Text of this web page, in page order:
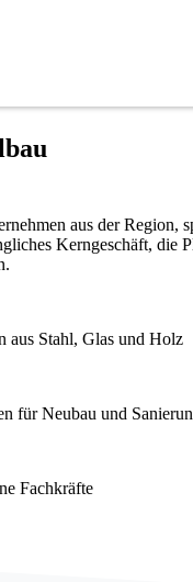
aus der
Kerngeschäft, die
aus Stahl, Glas und Holz
für Neubau und
Fachkräfte